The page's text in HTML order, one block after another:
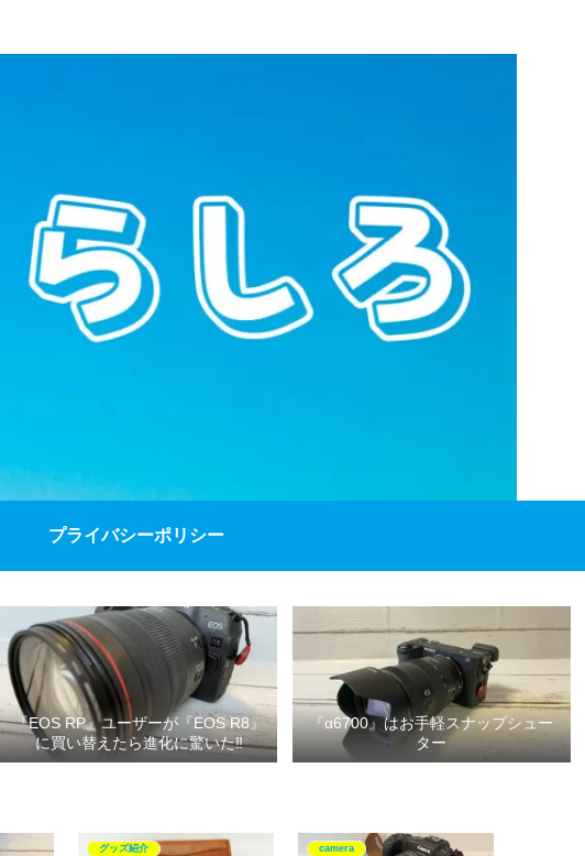
プライバシーポリシー
『EOS RP』ユーザーが『EOS R8』
に買い替えたら進化に驚いた‼
『α6700』はお手軽スナップシュー
ター
グッズ紹介 camera